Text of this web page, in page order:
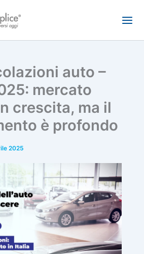
auto –
mercato
crescita, ma il
è profondo
2025